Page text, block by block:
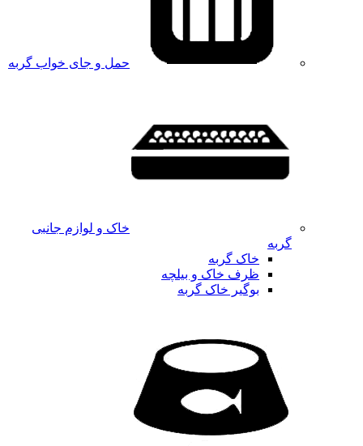
حمل و جای خواب گربه
خاک و لوازم جانبی
گربه
خاک گربه
ظرف خاک و بیلچه
بوگیر خاک گربه